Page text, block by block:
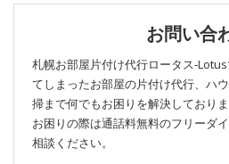
お問い合
札幌お部屋片付け代行ロータス
てしまったお部屋の片付け代行、ハ
掃まで何でもお困りを解決しておりま
お困りの際は通話料無料のフリーダ
相談ください。